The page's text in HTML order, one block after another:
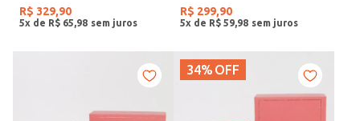
R$ 329,90
5x de R$ 65 98
R$ 299,90
5x de R$ 59 98
34% OFF